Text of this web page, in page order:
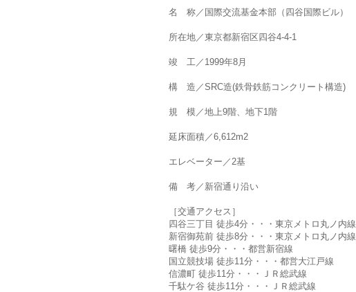
名 称／国際交流基金本部（四谷国際ビル）
所在地／東京都新宿区四谷4-4-1
竣 工／1999年8月
構 造／SRC造(鉄骨鉄筋コンクリート構造)
規 模／地上9階、地下1階
延床面積／6,612m2
エレベーター／2基
備 考／新宿通り沿い
［交通アクセス］
四谷三丁目 徒歩4分・・・東京メトロ丸ノ内線
新宿御苑前 徒歩8分・・・東京メトロ丸ノ内線
曙橋 徒歩9分・・・都営新宿線
国立競技場 徒歩11分・・・都営大江戸線
信濃町 徒歩11分・・・ＪＲ総武線
千駄ケ谷 徒歩11分・・・ＪＲ総武線